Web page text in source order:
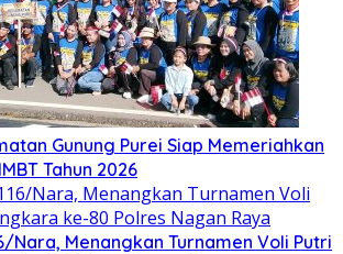
Gunung Purei Siap Memeriahkan
Tahun 2026
Nara, Menangkan Turnamen Voli Putri